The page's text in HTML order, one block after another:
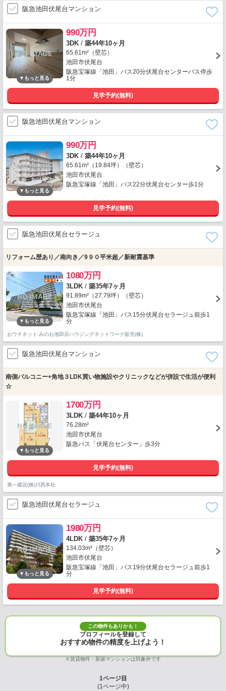
阪急池田伏尾台マンション
990万円
3DK / 築44年10ヶ月
65.61m²（壁芯）
池田市伏尾台
阪急宝塚線「池田」バス20分伏尾台センターバス停歩
1分
見学予約(無料)
阪急池田伏尾台マンション
990万円
3DK / 築44年10ヶ月
65.61m²（19.84坪）（壁芯）
池田市伏尾台
阪急宝塚線「池田」バス22分伏尾台センター歩1分
見学予約(無料)
阪急池田伏尾台セラージュ
リフォーム歴あり／南向き／9９０平米超／新耐震基準
1080万円
3LDK / 築35年7ヶ月
91.89m²（27.79坪）（壁芯）
池田市伏尾台
阪急宝塚線「池田」バス15分伏尾台セラージュ前歩1
分
おウチネット みのお池田店ハウジングネットワーク販売(株)
阪急池田伏尾台マンション
南側バルコニー+角地３LDK買い物施設やクリニックなどが併設で生活が便利
☆
1700万円
3LDK / 築44年10ヶ月
76.28m²
池田市伏尾台
阪急バス「伏尾台センター」歩3分
見学予約(無料)
第一建設(株)川西本社
阪急池田伏尾台セラージュ
1980万円
4LDK / 築35年7ヶ月
134.03m²（壁芯）
池田市伏尾台
阪急宝塚線「池田」バス19分伏尾台セラージュ前歩1
分
見学予約(無料)
この物件もありかも！
プロフィールを登録して
おすすめ物件の精度を上げよう！
※賃貸物件・新築マンションは対象外です
1ページ目
(1ページ中)